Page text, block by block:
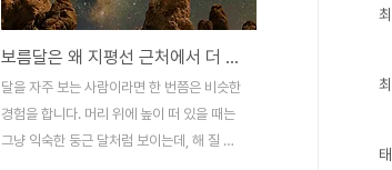
보름달은 왜 지평선 근처에서 더 크게 보일까? 실제 크기는 같은데 유난히 커 보이는 이유
달을 자주 보는 사람이라면 한 번쯤은 비슷한
경험을 합니다. 머리 위에 높이 떠 있을 때는
그냥 익숙한 둥근 달처럼 보이는데, 해 질 무